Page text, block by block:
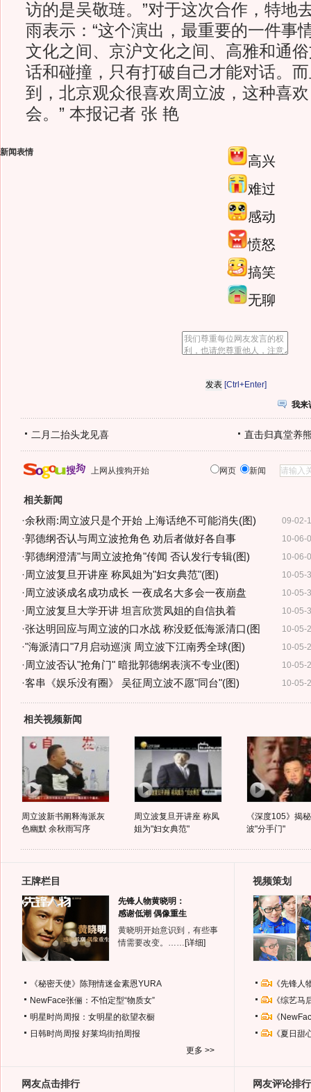
访的是吴敬琏。”对于这次合作，特地
雨表示：“这个演出，最重要的一件事
文化之间、京沪文化之间、高雅和通
话和碰撞，只有打破自己才能对话。
到，北京观众很喜欢周立波，这种喜
会。” 本报记者 张 艳
新闻表情
高兴
难过
感动
愤怒
搞笑
无聊
[Ctrl+Enter]
我来
二月二抬头龙见喜 直击归真堂养
上网从搜狗开始 网页 新闻
相关新闻
09-02-
·余秋雨:周立波只是个开始 上海话绝不可能消失(图)
10-06-
·郭德纲否认与周立波抢角色 劝后者做好各自事
10-06-
·郭德纲澄清"与周立波抢角"传闻 否认发行专辑(图)
10-05-
·周立波复旦开讲座 称凤姐为"妇女典范"(图)
10-05-
·周立波谈成名成功成长 一夜成名大多会一夜崩盘
10-05-
·周立波复旦大学开讲 坦言欣赏凤姐的自信执着
10-05-
·张达明回应与周立波的口水战 称没贬低海派清口(图
10-05-
·"海派清口"7月启动巡演 周立波下江南秀全球(图)
10-05-
·周立波否认"抢角门" 暗批郭德纲表演不专业(图)
10-05-
·客串《娱乐没有圈》 吴征周立波不愿"同台"(图)
相关视频新闻
周立波新书阐释海派灰
色幽默 余秋雨写序
周立波复旦开讲座 称凤
姐为"妇女典范"
《深度105》揭
波"分手门"
王牌栏目
先锋人物黄晓明：
感谢低潮 偶像重生
黄晓明开始意识到，有些事
情需要改变。…… [详细]
《秘密天使》陈翔情迷金素恩YURA
NewFace张俪：不怕定型“物质女”
明星时尚周报：女明星的欲望衣橱
日韩时尚周报 好莱坞街拍周报
更多 >>
视频策划
《先锋
《综艺
《
《夏日
网友点击排行 网友评论排行